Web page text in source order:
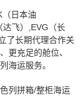
日本油
飞）,EVG（长
了长期代理合作关
更充足的舱位、
海运服务。
列拼箱/整柜海运